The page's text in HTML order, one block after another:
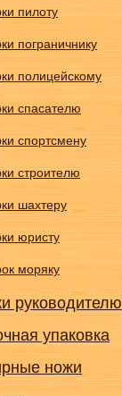
пилоту
пограничнику
полицейскому
спасателю
спортсмену
строителю
шахтеру
юристу
моряку
руководителю
упаковка
ножи